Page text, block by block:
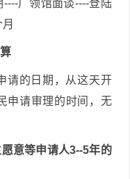
广领馆面谈----登陆
请的日期，从这天开
申请审理的时间，无
意等申请人3--5年的